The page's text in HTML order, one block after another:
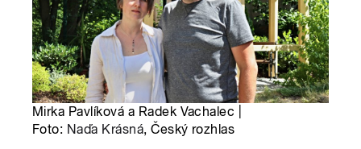
Mirka Pavlíková a Radek Vachalec |
Foto: Naďa Krásná, Český rozhlas